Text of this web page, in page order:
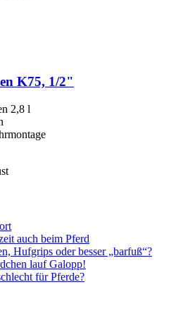
K75, 1/2"
2,8 l
auch beim Pferd
Hufgrips oder besser „barfuß“?
lauf Galopp!
für Pferde?